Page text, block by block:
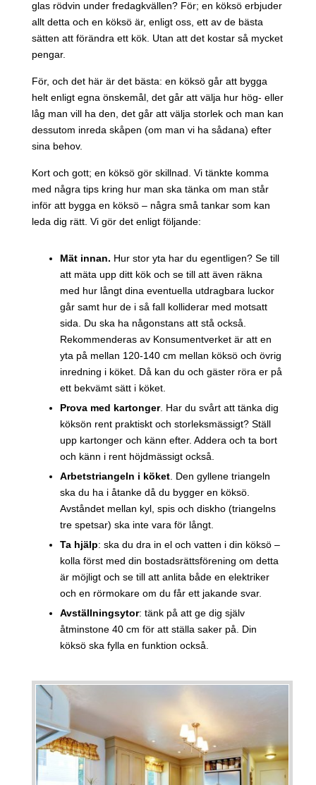
glas rödvin under fredagkvällen? För; en köksö erbjuder
allt detta och en köksö är, enligt oss, ett av de bästa
sätten att förändra ett kök. Utan att det kostar så mycket
pengar.
För, och det här är det bästa: en köksö går att bygga
helt enligt egna önskemål, det går att välja hur hög- eller
låg man vill ha den, det går att välja storlek och man kan
dessutom inreda skåpen (om man vi ha sådana) efter
sina behov.
Kort och gott; en köksö gör skillnad. Vi tänkte komma
med några tips kring hur man ska tänka om man står
inför att bygga en köksö – några små tankar som kan
leda dig rätt. Vi gör det enligt följande:
Mät innan. Hur stor yta har du egentligen? Se till
att mäta upp ditt kök och se till att även räkna
med hur långt dina eventuella utdragbara luckor
går samt hur de i så fall kolliderar med motsatt
sida. Du ska ha någonstans att stå också.
Rekommenderas av Konsumentverket är att en
yta på mellan 120-140 cm mellan köksö och övrig
inredning i köket. Då kan du och gäster röra er på
ett bekvämt sätt i köket.
Prova med kartonger. Har du svårt att tänka dig
köksön rent praktiskt och storleksmässigt? Ställ
upp kartonger och känn efter. Addera och ta bort
och känn i rent höjdmässigt också.
Arbetstriangeln i köket. Den gyllene triangeln
ska du ha i åtanke då du bygger en köksö.
Avståndet mellan kyl, spis och diskho (triangelns
tre spetsar) ska inte vara för långt.
Ta hjälp: ska du dra in el och vatten i din köksö –
kolla först med din bostadsrättsförening om detta
är möjligt och se till att anlita både en elektriker
och en rörmokare om du får ett jakande svar.
Avställningsytor: tänk på att ge dig själv
åtminstone 40 cm för att ställa saker på. Din
köksö ska fylla en funktion också.